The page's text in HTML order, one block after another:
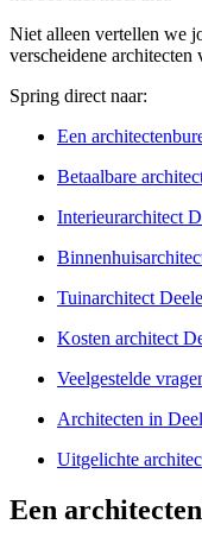
Niet alleen vertellen we
verscheidene architecten
Spring direct naar:
Een
Betaalbare
Interieurarchitect
Tuinarchitect
Kosten architect
Veelgestelde
Architecten in
Uitgelichte
Een